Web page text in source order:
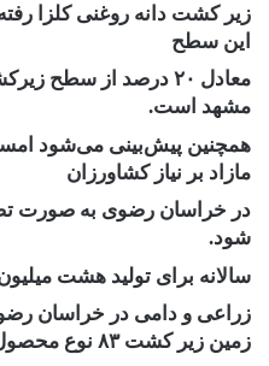
زیر کشت دانه روغنی کلزا
این سطح
معادل ۲۰ درصد از سطح
مشهد است.
همچنین پیش‌بینی می‌شود
مازاد بر نیاز کشاورزان
در خراسان رضوی به صورت
شود.
سالانه برای تولید هشت
زراعی و دامی در خراسان
زمین زیر کشت۸۳ نوع